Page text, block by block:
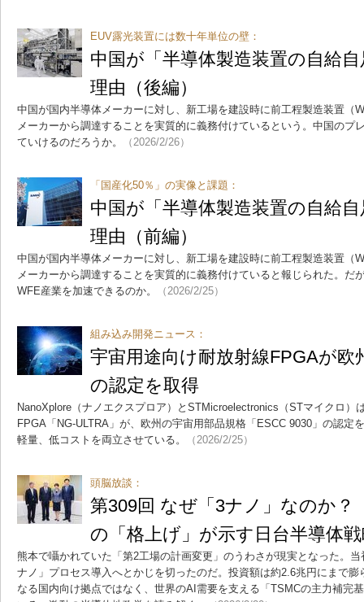
EUV露光装置には数十年単位の壁：
中国が「半導体製造装置の自給
理由（後編）
中国が国内半導体メーカーに対し、新工場を建設時に前工程製造装置（
メーカーから調達することを実質的に義務付けているという。中国のプ
ていけるのだろうか。
（2026/2/26）
「国産化50％」の実像と課題：
中国が「半導体製造装置の自給
理由（前編）
中国が国内半導体メーカーに対し、新工場を建設時に前工程製造装置（
メーカーから調達することを実質的に義務付けていると報じられた。だ
WFE産業を加速できるのか。
（2026/2/25）
組み込み開発ニュース：
宇宙用途向け耐放射線FPGAが欧
の認定を取得
NanoXplore（ナノエクスプロア）とSTMicroelectronics（STマイクロ）
FPGA「NG-ULTRA」が、欧州の宇宙用部品規格「ESCC 9030」の認定
軽量、低コストを両立させている。
（2026/2/25）
頭脳放談：
第309回 なぜ「3ナノ」なのか
の「格上げ」が示す日台半導体
熊本で囁かれていた「第2工場の計画変更」のうわさが現実となった。
ナノ」プロセス導入へとかじを切ったのだ。投資額は約2.6兆円にまで
なる国内向け拠点ではなく、世界のAI需要を支える「TSMCの主力補完